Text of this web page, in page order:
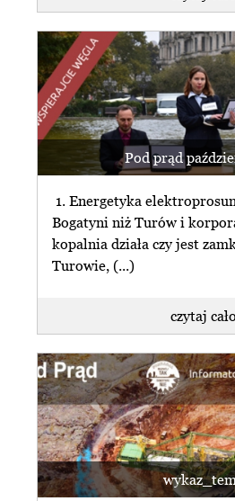
Pod prąd
1. Energetyka
Bogatyni niż Turów i
kopalnia działa czy jest
Turowie, (...)
czytaj